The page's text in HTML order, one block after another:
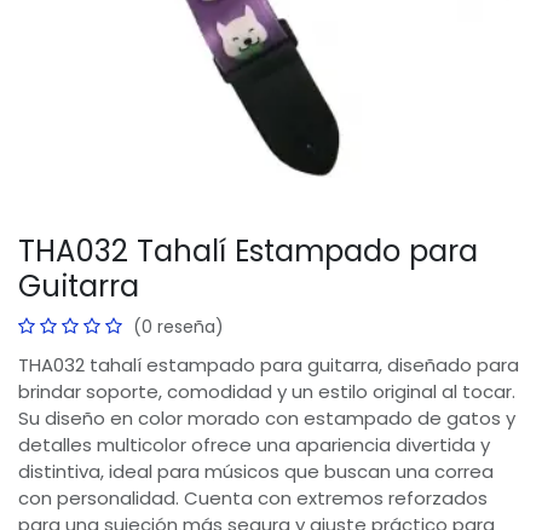
THA032 Tahalí Estampado para
Guitarra
(0 reseña)
THA032 tahalí estampado para guitarra, diseñado para
brindar soporte, comodidad y un estilo original al tocar.
Su diseño en color morado con estampado de gatos y
detalles multicolor ofrece una apariencia divertida y
distintiva, ideal para músicos que buscan una correa
con personalidad. Cuenta con extremos reforzados